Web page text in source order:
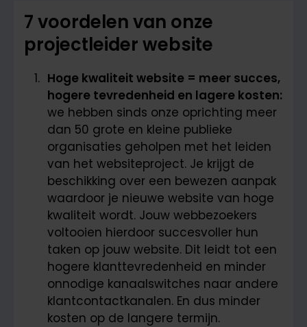
7 voordelen van onze
projectleider website
Hoge kwaliteit website = meer succes,
hogere tevredenheid en lagere kosten:
we hebben sinds onze oprichting meer
dan 50 grote en kleine publieke
organisaties geholpen met het leiden
van het websiteproject. Je krijgt de
beschikking over een bewezen aanpak
waardoor je nieuwe website van hoge
kwaliteit wordt. Jouw webbezoekers
voltooien hierdoor succesvoller hun
taken op jouw website. Dit leidt tot een
hogere klanttevredenheid en minder
onnodige kanaalswitches naar andere
klantcontactkanalen. En dus minder
kosten op de langere termijn.